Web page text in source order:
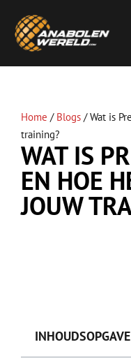
Home / Blogs /Wat is
training?
WAT IS
EN HOE
JOUW
INHOUDSOPGAVE